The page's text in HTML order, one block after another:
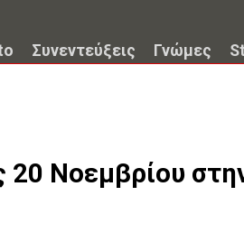
Συνεντεύξεις Γνώμες
20 Νοεμβρίου